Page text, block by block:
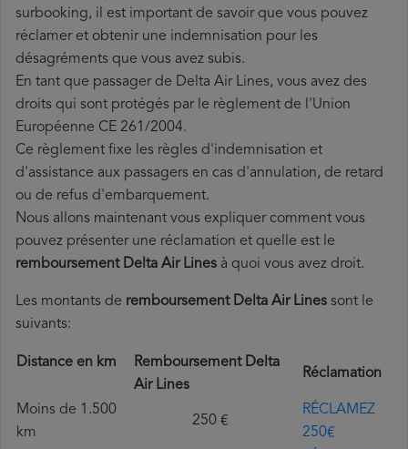
surbooking, il est important de savoir que vous pouvez
réclamer et obtenir une indemnisation pour les
désagréments que vous avez subis.
En tant que passager de Delta Air Lines, vous avez des
droits qui sont protégés par le règlement de l'Union
Européenne CE 261/2004.
Ce règlement fixe les règles d'indemnisation et
d'assistance aux passagers en cas d'annulation, de retard
ou de refus d'embarquement.
Nous allons maintenant vous expliquer comment vous
pouvez présenter une réclamation et quelle est le
remboursement Delta Air Lines à quoi vous avez droit.
Les montants de remboursement Delta Air Lines sont le
suivants:
Distance en km
Remboursement Delta
Air Lines
Réclamation
Moins de 1.500
km
250 €
RÉCLAMEZ
250€